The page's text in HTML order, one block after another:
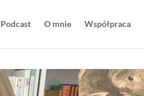
Podcast O mnie Współpraca